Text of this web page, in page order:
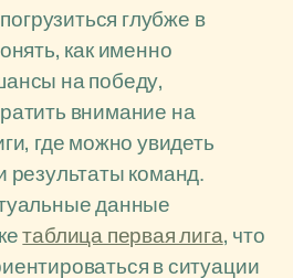
глубже в
как именно
на победу,
внимание на
где можно увидеть
результаты команд.
данные
таблица первая лига, что
в ситуации